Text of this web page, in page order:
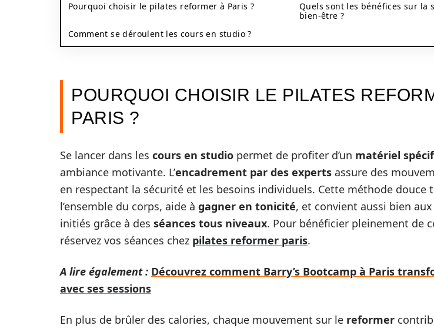
Pourquoi choisir le pilates reformer à Paris ?
Comment se déroulent les cours en studio ?
Quels sont les bénéfices sur la
bien-être ?
POURQUOI CHOISIR LE PILATES
PARIS ?
Se lancer dans les cours en studio permet de profiter d’un matériel
ambiance motivante. L’encadrement par des experts assure des
en respectant la sécurité et les besoins individuels. Cette méthode douce
l’ensemble du corps, aide à gagner en tonicité, et convient aussi bien aux
initiés grâce à des séances tous niveaux. Pour bénéficier pleinement de
réservez vos séances chez pilates reformer paris.
A lire également : Découvrez comment Barry’s Bootcamp à Paris
avec ses sessions
En plus de brûler des calories, chaque mouvement sur le reformer